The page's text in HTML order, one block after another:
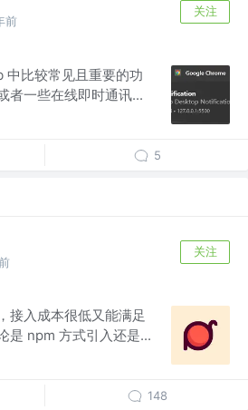
前
关注
比较常见且重要的功
者一些在线即时通讯...
5
关注
接入成本很低又能满足
是 npm 方式引入还是...
148